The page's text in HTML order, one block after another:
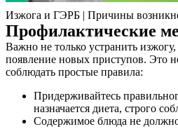
Изжога и ГЭРБ | Причины
Профилактические
Важно не только устранить
появление новых приступов. Это
соблюдать простые правила:
Придерживайтесь
назначается диета, строго
Содержимое блюда не